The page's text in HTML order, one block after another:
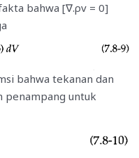
bahwa [∇.ρv = 0]
bahwa tekanan dan
penampang untuk